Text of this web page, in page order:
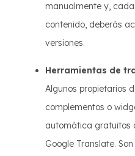
manualmente y,
contenido, deberás
versiones.
Herramientas de
Algunos propietarios
complementos o
automática gratuitos
Google Translate.